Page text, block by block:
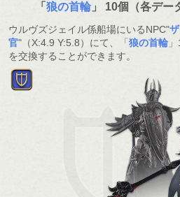
「狼の首輪」 10個（各デー
ウルヴズジェイル係船場にいるNPC"
官"（X:4.9 Y:5.8）にて、「 狼の首輪」
を交換することができます。